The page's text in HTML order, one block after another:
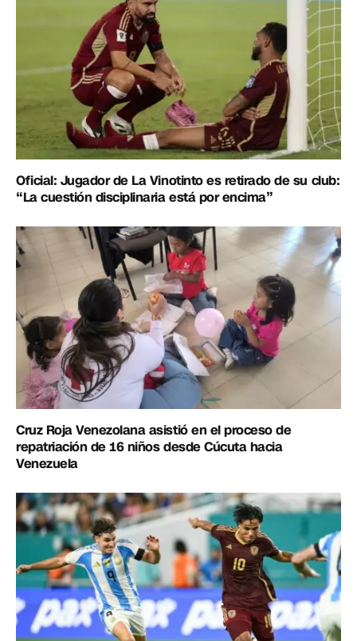
Oficial: Jugador de La Vinotinto es retirado de su club:
“La cuestión disciplinaria está por encima”
Cruz Roja Venezolana asistió en el proceso de
repatriación de 16 niños desde Cúcuta hacia
Venezuela